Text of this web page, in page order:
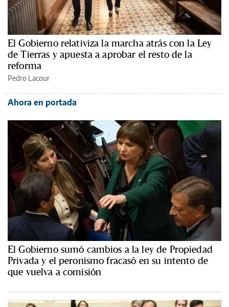
El Gobierno relativiza la marcha atrás con la Ley
de Tierras y apuesta a aprobar el resto de la
reforma
Pedro Lacour
Ahora en portada
El Gobierno sumó cambios a la ley de Propiedad
Privada y el peronismo fracasó en su intento de
que vuelva a comisión